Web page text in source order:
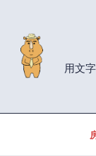
用文